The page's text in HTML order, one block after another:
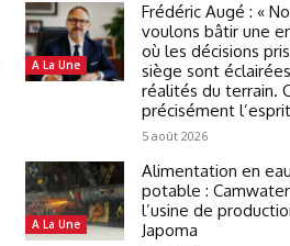
A La Une
Frédéric Augé : «
voulons bâtir une
où les décisions
siège sont
réalités du terrain.
précisément
5 août 2026
A La Une
Alimentation en eau
potable :
l’usine de
Japoma